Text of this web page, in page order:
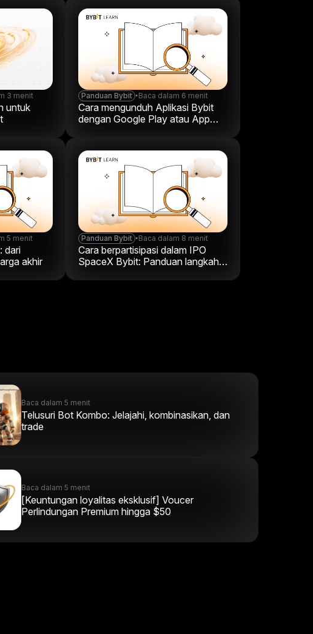
3 menit
untuk
Panduan Bybit •Baca dalam 6 menit
Cara mengunduh Aplikasi Bybit
dengan Google Play atau App
5 menit
dari
akhir
Panduan Bybit •Baca dalam 8 menit
Cara berpartisipasi dalam IPO
SpaceX Bybit: Panduan langkah
Baca dalam 5 menit
Telusuri Bot Kombo: Jelajahi, kombinasikan, dan
trade
Baca dalam 5 menit
[Keuntungan loyalitas eksklusif] Voucer
Perlindungan Premium hingga $50